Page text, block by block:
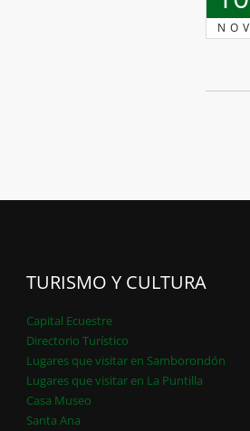
NOV
TURISMO Y CULTURA
Capital Ecuestre
Directorio Turístico
Lugares que visitar en Samborondón
Lugares que visitar en La Puntilla
Casa Museo
Santa Ana